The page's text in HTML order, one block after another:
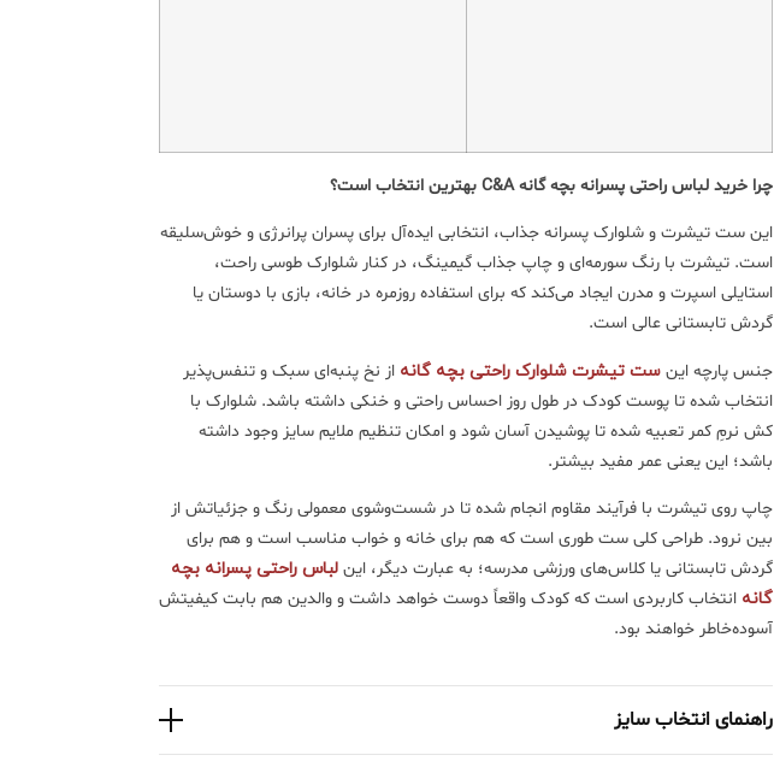
چرا خرید لباس راحتی پسرانه بچه گانه C&A بهترین انتخاب است؟
این ست تیشرت و شلوارک پسرانه جذاب، انتخابی ایده‌آل برای پسران پرانرژی و خوش‌سلیقه
است. تیشرت با رنگ سورمه‌ای و چاپ جذاب گیمینگ، در کنار شلوارک طوسی راحت،
استایلی اسپرت و مدرن ایجاد می‌کند که برای استفاده‌ روزمره در خانه، بازی با دوستان یا
گردش تابستانی عالی است.
جنس پارچه‌ این ست تیشرت شلوارک راحتی بچه گانه از نخ پنبه‌ای سبک و تنفس‌پذیر
انتخاب شده تا پوست کودک در طول روز احساس راحتی و خنکی داشته باشد. شلوارک با
کش نرمِ کمر تعبیه شده تا پوشیدن آسان شود و امکان تنظیم ملایم سایز وجود داشته
باشد؛ این یعنی عمر مفید بیشتر.
چاپ روی تیشرت با فرآیند مقاوم انجام شده تا در شست‌وشوی معمولی رنگ و جزئیاتش از
بین نرود. طراحی کلی ست طوری است که هم برای خانه و خواب مناسب است و هم برای
گردش تابستانی یا کلاس‌های ورزشی مدرسه؛ به عبارت دیگر، این لباس راحتی پسرانه بچه
گانه انتخاب کاربردی است که کودک واقعاً دوست خواهد داشت و والدین هم بابت کیفیتش
آسوده‌خاطر خواهند بود.
راهنمای انتخاب سایز